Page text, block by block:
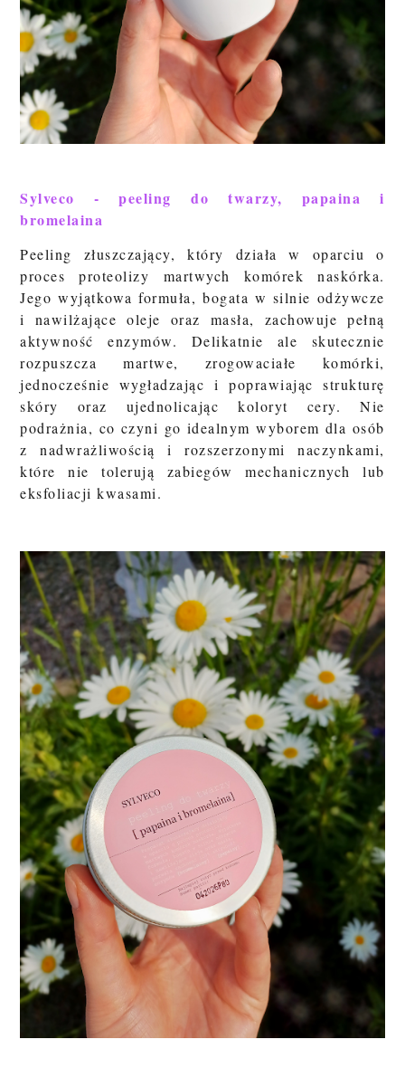
Sylveco - peeling do twarzy, papaina i
bromelaina
Peeling złuszczający, który działa w oparciu o
proces proteolizy martwych komórek naskórka.
Jego wyjątkowa formuła, bogata w silnie odżywcze
i nawilżające oleje oraz masła, zachowuje pełną
aktywność enzymów. Delikatnie ale skutecznie
rozpuszcza martwe, zrogowaciałe komórki,
jednocześnie wygładzając i poprawiając strukturę
skóry oraz ujednolicając koloryt cery. Nie
podrażnia, co czyni go idealnym wyborem dla osób
z nadwrażliwością i rozszerzonymi naczynkami,
które nie tolerują zabiegów mechanicznych lub
eksfoliacji kwasami.